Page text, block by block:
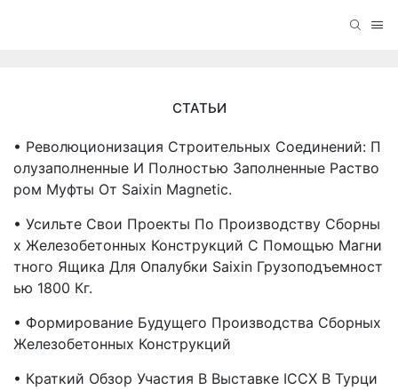
СТАТЬИ
• Революционизация Строительных Соединений: П
Олузаполненные И Полностью Заполненные Раство
Ром Муфты От Saixin Magnetic.
• Усильте Свои Проекты По Производству Сборны
Х Железобетонных Конструкций С Помощью Магни
Тного Ящика Для Опалубки Saixin Грузоподъемност
Ью 1800 Кг.
• Формирование Будущего Производства Сборных
Железобетонных Конструкций
• Краткий Обзор Участия В Выставке ICCX В Турци